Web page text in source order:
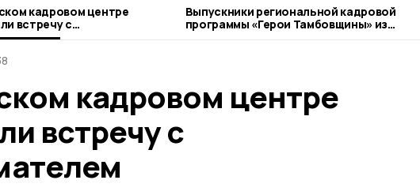
кадровом центре
встречу с
Выпускники региональной кадровой
программы «Герои Тамбовщины» из
Кирсанова получили дипломы
кадровом центре
встречу с